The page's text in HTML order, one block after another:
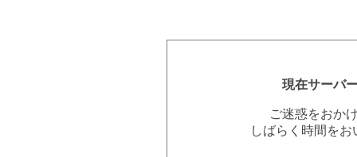
現在サーバ
ご迷惑をおか
しばらく時間を